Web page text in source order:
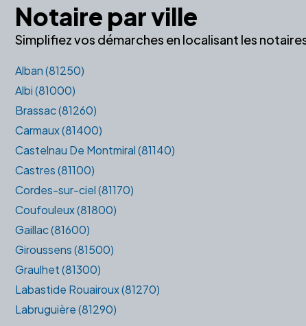
Notaire par ville
Simplifiez vos démarches en localisant les
Alban (81250)
Albi (81000)
Brassac (81260)
Carmaux (81400)
Castelnau De Montmiral (81140)
Castres (81100)
Cordes-sur-ciel (81170)
Coufouleux (81800)
Gaillac (81600)
Giroussens (81500)
Graulhet (81300)
Labastide Rouairoux (81270)
Labruguière (81290)